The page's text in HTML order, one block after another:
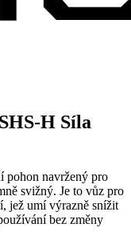
H Síla
navržený pro
svižný. Je to vůz pro
jež umí výrazně snížit
bez změny